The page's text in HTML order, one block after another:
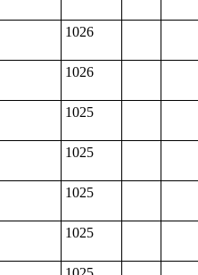
1026
1026
1025
1025
1025
1025